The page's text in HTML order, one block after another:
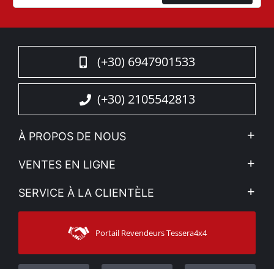
(+30) 6947901533
(+30) 2105542813
À PROPOS DE NOUS
L'entreprise
Voir nos actualités
Sitemap
VENTES EN LIGNE
Mon compte
Moyens d’expédition
SERVICE À LA CLIENTÈLE
Contacter
Assistance aux clients
Suivi des commandes
Portail Revendeurs Tessera4x4